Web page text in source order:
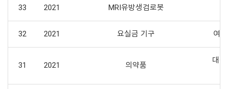
33 2021 MRI유방생검로봇
32 2021 요실금 기구 여
31 2021 의약품
대